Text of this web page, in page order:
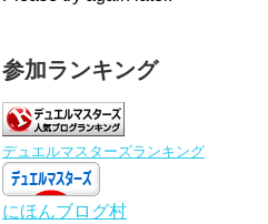
参加ランキング
デュエルマスターズランキング
にほんブログ村